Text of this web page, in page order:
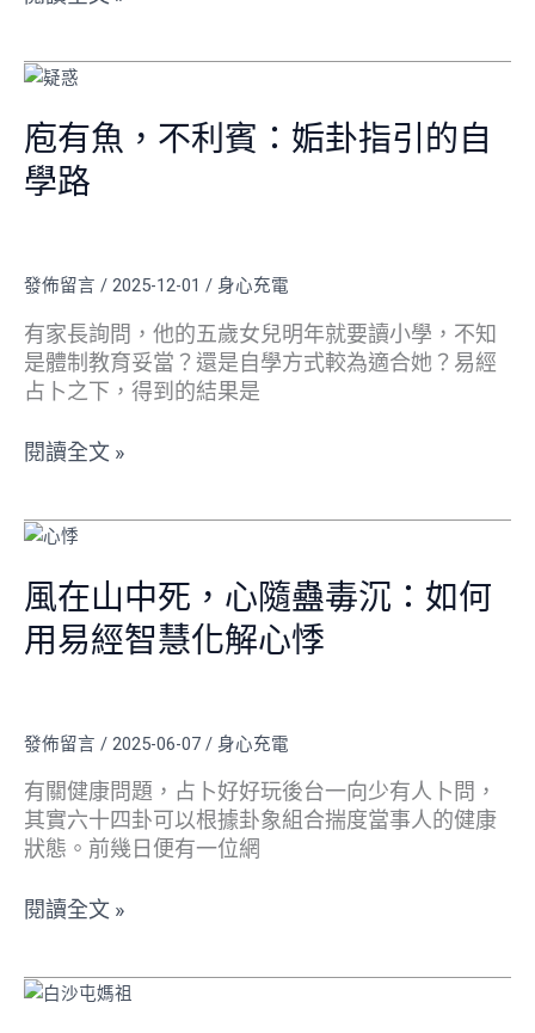
的
圈
子，
是
老
天
保
護！
庖有魚，不利賓：姤卦指引的自
學路
發佈留言 / 2025-12-01 / 身心充電
有家長詢問，他的五歲女兒明年就要讀小學，不知
是體制教育妥當？還是自學方式較為適合她？易經
占卜之下，得到的結果是
庖
魚，
不
利
卦
引
的
自
路
閱讀全文 »
風在山中死，心隨蠱毒沉：如何
用易經智慧化解心悸
發佈留言 / 2025-06-07 / 身心充電
有關健康問題，占卜好好玩後台一向少有人卜問，
其實六十四卦可以根據卦象組合揣度當事人的健康
狀態。前幾日便有一位網
風
山
中
死，
蠱
沉：
如
何
易
慧
閱讀全文 »
易